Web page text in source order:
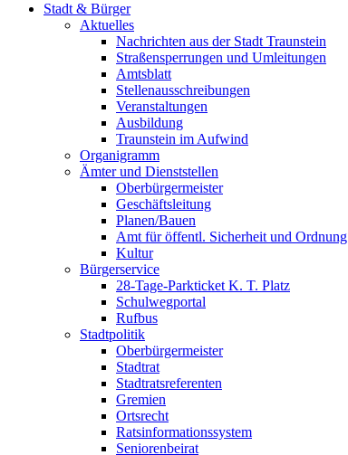
Stadt & Bürger
Aktuelles
Nachrichten aus der Stadt Traunstein
Straßensperrungen und Umleitungen
Amtsblatt
Stellenausschreibungen
Veranstaltungen
Ausbildung
Traunstein im Aufwind
Organigramm
Ämter und Dienststellen
Oberbürgermeister
Geschäftsleitung
Planen/Bauen
Amt für öffentl. Sicherheit und Ordnung
Kultur
Bürgerservice
28-Tage-Parkticket K. T. Platz
Schulwegportal
Rufbus
Stadtpolitik
Oberbürgermeister
Stadtrat
Stadtratsreferenten
Gremien
Ortsrecht
Ratsinformationssystem
Seniorenbeirat